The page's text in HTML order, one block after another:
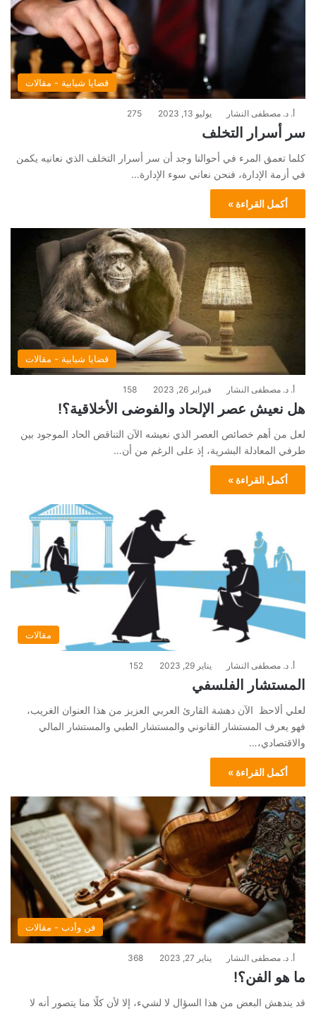
قضايا شبابية - مقالات
أ. د. مصطفى النشار يوليو 13, 2023 275
سر أسرار التخلف
كلما تعمق المرء في أحوالنا وجد أن سر أسرار التخلف الذي نعانيه يكمن
في أزمة الإدارة، فنحن نعاني سوء الإدارة…
أكمل القراءة »
قضايا شبابية - مقالات
أ. د. مصطفى النشار فبراير 26, 2023 158
هل نعيش عصر الإلحاد والفوضى الأخلاقية؟!
لعل من أهم خصائص العصر الذي نعيشه الآن التناقض الحاد الموجود بين
طرفي المعادلة البشرية، إذ على الرغم من أن…
أكمل القراءة »
مقالات
أ. د. مصطفى النشار يناير 29, 2023 152
المستشار الفلسفي
لعلي ألاحظ الآن دهشة القارئ العربي العزيز من هذا العنوان الغريب،
فهو يعرف المستشار القانوني والمستشار الطبي والمستشار المالي
والاقتصادي،…
أكمل القراءة »
فن وأدب - مقالات
أ. د. مصطفى النشار يناير 27, 2023 368
ما هو الفن؟!
قد يندهش البعض من هذا السؤال لا لشيء، إلا لأن كلًا منا يتصور أنه لا